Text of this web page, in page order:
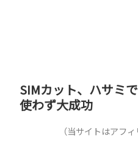
SIMカット、ハサミ
使わず大成功
（当サイトはアフ